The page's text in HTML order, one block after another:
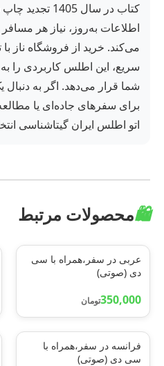
اطلاعات به‌روز، نیاز هر
می‌کند. خرید از فروشگاه ناز
سریع، این اطلس کاربردی را
شما قرار می‌دهد. اگر به
برای سفرهای جاده‌ای یا
اتو اطلس ایران گیتاشناسی
🛍️محصولات مرتبط
عربی در سفر،همراه با سی
دی (صوتی)
350,000تومان
فرانسه در سفر،همراه با
سی دی (صوتی)